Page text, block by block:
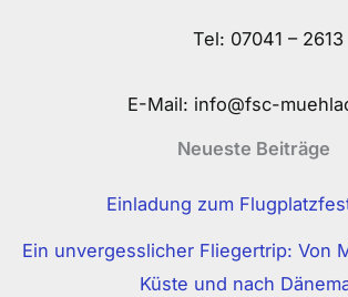
Tel: 07041 – 2613
E-Mail: info@fsc-
Neueste Beiträge
Einladung zum
Ein unvergesslicher Fliegertrip: Von
Küste und nach